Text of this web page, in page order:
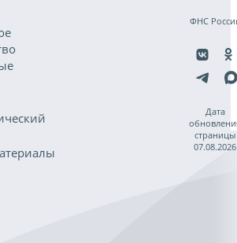
ФНС
Дата
страницы
07.08.2026